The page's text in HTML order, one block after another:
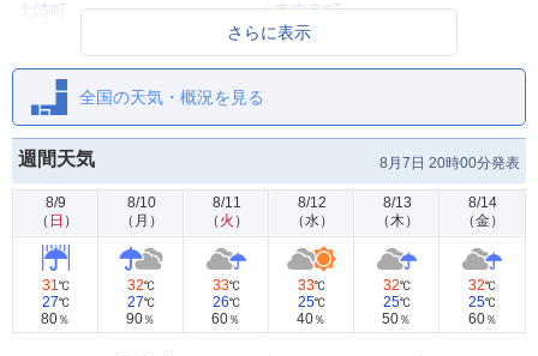
大崎町 東串良町
南大隅町
肝付町
さらに表示
全国の天気・概況を見る
週間天気 8月7日 20時00分発表
8/9
（ 日 ）
8/10
（ 月 ）
8/11
（ 火 ）
8/12
（水）
8/13
（木）
8/14
（金）
31℃
27℃
80％
32℃
27℃
90％
33℃
26℃
60％
33℃
25℃
40％
32℃
25℃
50％
32℃
25℃
60％